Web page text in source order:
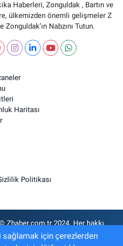
Haberleri, Zonguldak , Bartın ve
ülkemizden önemli gelişmeler Z
Zonguldak’ın Nabzını Tutun.
Haritası
Politikası
Zhaber.com.tr 2024. Her hakkı
saklıdır.
sağlamak için çerezlerden